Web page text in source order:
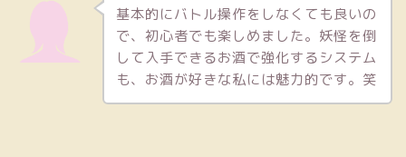
基本的にバトル操作をしなくても良いの
で、初心者でも楽しめました。妖怪を倒
して入手できるお酒で強化するシステム
も、お酒が好きな私には魅力的です。笑